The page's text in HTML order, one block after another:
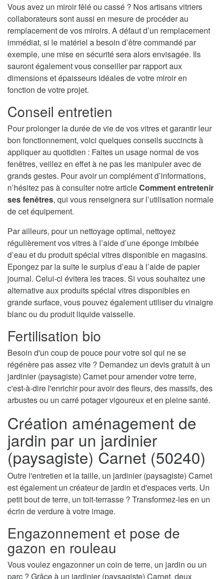
Vous avez un miroir fêlé ou cassé ? Nos artisans vitriers
collaborateurs sont aussi en mesure de procéder au
remplacement de vos miroirs. A défaut d’un remplacement
immédiat, si le matériel a besoin d’être commandé par
exemple, une mise en sécurité sera alors envisagée. Ils
sauront également vous conseiller par rapport aux
dimensions et épaisseurs idéales de votre miroir en
fonction de votre projet.
Conseil entretien
Pour prolonger la durée de vie de vos vitres et garantir leur
bon fonctionnement, voici quelques conseils succincts à
appliquer au quotidien : Faites un usage normal de vos
fenêtres, veillez en effet à ne pas les manipuler avec de
grands gestes. Pour avoir un complément d’informations,
n’hésitez pas à consulter notre articleComment entretenir
ses fenêtres, qui vous renseignera sur l’utilisation normale
de cet équipement.
Par ailleurs, pour un nettoyage optimal, nettoyez
régulièrement vos vitres à l’aide d’une éponge imbibée
d’eau et du produit spécial vitres disponible en magasins.
Epongez par la suite le surplus d’eau à l’aide de papier
journal. Celui-ci évitera les traces. Si vous souhaitez une
alternative aux produits spécial vitres disponibles en
grande surface, vous pouvez également utiliser du vinaigre
blanc ou du produit liquide vaisselle.
Fertilisation bio
Besoin d'un coup de pouce pour votre sol qui ne se
régénère pas assez vite ? Demandez un devis gratuit à un
jardinier (paysagiste) Carnet pour amender votre terre,
c'est-à-dire l'enrichir pour avoir des fleurs, des massifs, des
arbustes ou un carré potager vigoureux et en pleine santé.
Création aménagement de
jardin par un jardinier
(paysagiste) Carnet (50240)
Outre l'entretien et la taille, un jardinier (paysagiste) Carnet
est également un créateur de jardin et d'espaces verts. Un
petit bout de terre, un toit-terrasse ? Transformez-les en un
écrin de verdure à votre image.
Engazonnement et pose de
gazon en rouleau
Vous voulez engazonner un coin de terre, un jardin ou un
parc ? Grâce à un jardinier (paysagiste) Carnet, deux